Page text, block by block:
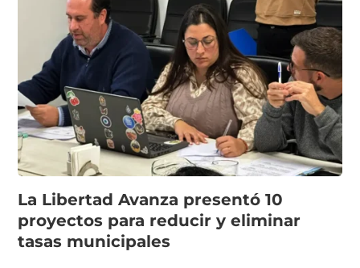
La Libertad Avanza presentó 10
proyectos para reducir y eliminar
tasas municipales